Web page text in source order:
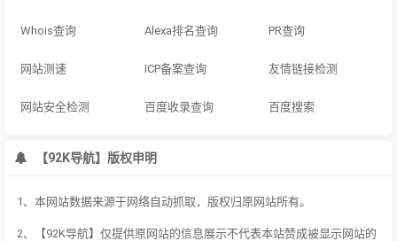
Whois查询 Alexa排名查询 PR查询
网站测速 ICP备案查询 友情链接检测
网站安全检测 百度收录查询 百度搜索
【92K导航】版权申明
1、本网站数据来源于网络自动抓取，版权归原网站所有。
2、【92K导航】仅提供原网站的信息展示不代表本站赞成被显示网站的